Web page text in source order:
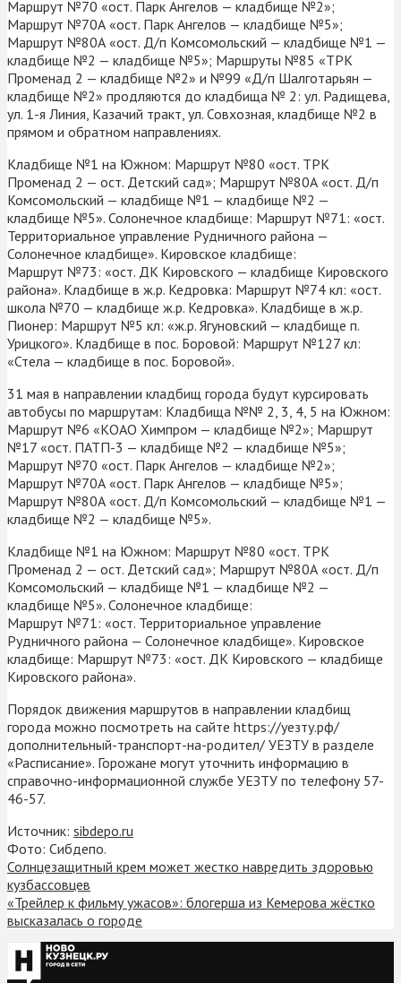
Маршрут №70 «ост. Парк Ангелов — кладбище №2»;
Маршрут №70А «ост. Парк Ангелов — кладбище №5»;
Маршрут №80А «ост. Д/п Комсомольский — кладбище №1 —
кладбище №2 — кладбище №5»; Маршруты №85 «ТРК
Променад 2 — кладбище №2» и №99 «Д/п Шалготарьян —
кладбище №2» продляются до кладбища № 2: ул. Радищева,
ул. 1-я Линия, Казачий тракт, ул. Совхозная, кладбище №2 в
прямом и обратном направлениях.
Кладбище №1 на Южном: Маршрут №80 «ост. ТРК
Променад 2 — ост. Детский сад»; Маршрут №80А «ост. Д/п
Комсомольский — кладбище №1 — кладбище №2 —
кладбище №5». Солонечное кладбище: Маршрут №71: «ост.
Территориальное управление Рудничного района —
Солонечное кладбище». Кировское кладбище:
Маршрут №73: «ост. ДК Кировского — кладбище Кировского
района». Кладбище в ж.р. Кедровка: Маршрут №74 кл: «ост.
школа №70 — кладбище ж.р. Кедровка». Кладбище в ж.р.
Пионер: Маршрут №5 кл: «ж.р. Ягуновский — кладбище п.
Урицкого». Кладбище в пос. Боровой: Маршрут №127 кл:
«Стела — кладбище в пос. Боровой».
31 мая в направлении кладбищ города будут курсировать
автобусы по маршрутам: Кладбища №№ 2, 3, 4, 5 на Южном:
Маршрут №6 «КОАО Химпром — кладбище №2»; Маршрут
№17 «ост. ПАТП-3 — кладбище №2 — кладбище №5»;
Маршрут №70 «ост. Парк Ангелов — кладбище №2»;
Маршрут №70А «ост. Парк Ангелов — кладбище №5»;
Маршрут №80А «ост. Д/п Комсомольский — кладбище №1 —
кладбище №2 — кладбище №5».
Кладбище №1 на Южном: Маршрут №80 «ост. ТРК
Променад 2 — ост. Детский сад»; Маршрут №80А «ост. Д/п
Комсомольский — кладбище №1 — кладбище №2 —
кладбище №5». Солонечное кладбище:
Маршрут №71: «ост. Территориальное управление
Рудничного района — Солонечное кладбище». Кировское
кладбище: Маршрут №73: «ост. ДК Кировского — кладбище
Кировского района».
Порядок движения маршрутов в направлении кладбищ
города можно посмотреть на сайте https://уезту.рф/
дополнительный-транспорт-на-родител/ УЕЗТУ в разделе
«Расписание». Горожане могут уточнить информацию в
справочно-информационной службе УЕЗТУ по телефону 57-
46-57.
Источник: sibdepo.ru
Фото: Сибдепо.
Солнцезащитный крем может жестко навредить здоровью
кузбассовцев
«Трейлер к фильму ужасов»: блогерша из Кемерова жёстко
высказалась о городе